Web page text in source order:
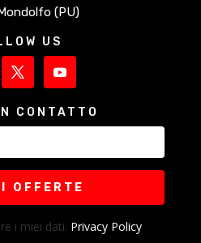
(PU)
US
CONTATTO
OFFERTE
i miei dati. Privacy Policy